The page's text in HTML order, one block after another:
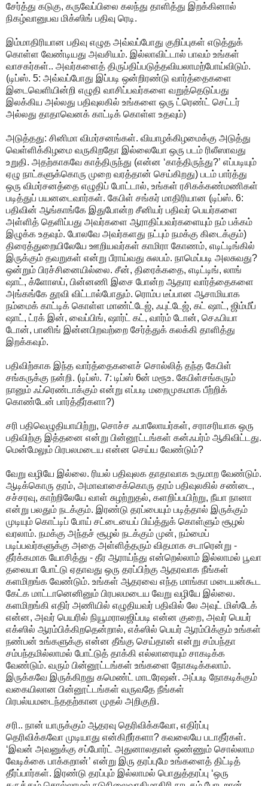
சேர்த்து கடுகு, கருவேப்பிலை கலந்து தாளித்து இறக்கினால்
நிகழ்வானுபவ மிக்ஸிங் பதிவு ரெடி.
இம்மாதிரியான பதிவு எழுத அவ்வப்போது குறிப்புகள் எடுத்துக்
கொள்ள வேண்டியது அவசியம். இல்லாவிட்டால் பாவம் உங்கள்
வாசகர்கள்.. அவர்களைத் திருப்திப்படுத்தவியலாமற்போய்விடும்.
(டிப்ஸ். 5: அவ்வப்போது இப்படி ஒன்றிரண்டு வார்த்தைகளை
இடைவெளியின்றி எழுதி வாசிப்பவர்களை வறுத்தெடுப்பது
இலக்கிய அல்லது பதிவுலகில் உங்களை ஒரு ட்ரெண்ட் செட்டர்
அல்லது தாதாவெனக் காட்டிக் கொள்ள உதவும்)
அடுத்தது: சினிமா விமர்சனங்கள். வியாழக்கிழமைக்கு அடுத்து
வெள்ளிக்கிழமை வருகிறதோ இல்லையோ ஒரு படம் ரிலீஸாவது
உறுதி. அதற்காகவே காத்திருந்து (என்ன ‘காத்திருந்து?’ எப்படியும்
ஏழு நாட்களுக்கொரு முறை வரத்தான் செய்கிறது) படம் பார்த்து
ஒரு விமர்சனத்தை எழுதிப் போட்டால், உங்கள் ரசிகக்கண்மணிகள்
படித்துப் பயனடைவார்கள். கேபிள் சங்கர் மாதிரியான (டிப்ஸ். 6:
பதிவின் ஆங்காங்கே இதுபோன்ற சீனியர் பதிவர் பெயர்களை
அள்ளித் தெளிப்பது அவர்களை ஆராதிப்பவர்களையும் நம் பக்கம்
இழுக்க உதவும். போலவே அவர்களது நட்பும் நமக்கு கிடைக்கும்)
திரைத்துறையிலேயே ஊறியவர்கள் காமிரா கோணம், எடிட்டிங்கில்
இருக்கும் தவறுகள் என்று பீராய்வது சுலபம். நாமெப்படி அலசுவது?
ஒன்றும் பிரச்சினையில்லை. சீன், திரைக்கதை, எடிட்டிங், லாங்
ஷாட், க்ளோஸப், பின்னணி இசை போன்ற ஆதார வார்த்தைகளை
அங்கங்கே தூவி விட்டால்போதும். ரொம்ப டீப்பான ஆசாமியாக
நம்மைக் காட்டிக் கொள்ள மாண்ட்டேஜ், ஃபுட்டேஜ், கட் ஷாட், ஜிம்மீப்
ஷாட், ட்ரக் இன், வைப்பிங், ஷார்ட் கட், வார்ம் டோன், செஃபியா
டோன், பானிங் இன்னபிறவற்றை சேர்த்துக் கலக்கி தாளித்து
இறக்கவும்.
பதிவிற்காக இந்த வார்த்தைகளைச் சொல்லித் தந்த கேபிள்
சங்கருக்கு நன்றி. (டிப்ஸ். 7: டிப்ஸ் 6ன் மரூஉ. கேபிள்சங்கரும்
நானும் ஃப்ரெண்டாக்கும் என்று எப்படி மறைமுகமாக பீற்றிக்
கொண்டேன் பார்த்தீர்களா?)
சரி பதிவெழுதியாயிற்று, சொச்ச ஃபாலோயர்கள், சராசரியாக ஒரு
பதிவிற்கு இத்தனை என்று பின்னூட்டங்கள் கன்ஃபர்ம் ஆகிவிட்டது.
மென்மேலும் பிரபலமடைய என்ன செய்ய வேண்டும்?
வேறு வழியே இல்லை. ரியல் பதிவுலக தாதாவாக உருமாற வேண்டும்.
ஆடிக்கொரு தரம், அமாவாசைக்கொரு தரம் பதிவுலகில் சண்டை,
சச்சரவு, காற்றிலேயே வாள் சுழற்றுதல், களறிப்பயிற்று, நீயா நானா
என்று பலதும் நடக்கும். இரண்டு தரப்பையும் படித்தால் இருக்கும்
முடியும் கொட்டிப் போய் சட்டையைப் பிய்த்துக் கொள்ளும் சூழல்
வரலாம். நமக்கு அந்தச் சூழல் நடக்கும் முன், நம்மைப்
படிப்பவர்களுக்கு அதை அள்ளித்தரும் விதமாக சடாரென்று -
தீர்க்கமாக யோசித்து - தீர ஆராய்ந்து என்றெல்லாம் இல்லாமல் பூவா
தலையா போட்டு ஏதாவது ஒரு தரப்பிற்கு ஆதரவாக நீங்கள்
களமிறங்க வேண்டும். உங்கள் ஆதரவை எந்த மாங்கா மடையன்கூட
கேட்க மாட்டானெனினும் பிரபலமடைய வேறு வழியே இல்லை.
களமிறங்கி எதிர் அணியில் எழுதியவர் பதிவில் லே அவுட் மிஸ்டேக்
என்ன, அவர் பெயரில் நியூமராலஜிப்படி என்ன குறை, அவர் பெயர்
எக்ஸில் ஆரம்பிக்கிறதென்றால், எக்ஸில் பெயர் ஆரம்பிக்கும் உங்கள்
நண்பன் உங்களுக்கு என்ன தீங்கு செய்தான் என்று சம்பந்தா
சம்பந்தமில்லாமல் போட்டுத் தாக்கி எல்லாரையும் சாகடிக்க
வேண்டும். வரும் பின்னூட்டங்கள் உங்களை நோகடிக்கலாம்.
இருக்கவே இருக்கிறது கமெண்ட் மாடரேஷன். அப்படி நோகடிக்கும்
வகையிலான பின்னூட்டங்கள் வருவதே நீங்கள்
பிரபல்யமடைந்ததற்கான முதல் அறிகுறி.
சரி.. நான் யாருக்கும் ஆதரவு தெரிவிக்கவோ, எதிர்ப்பு
தெரிவிக்கவோ முடியாது என்கிறீர்களா? கவலையே படாதீர்கள்.
‘இவன் அவனுக்கு சப்போர்ட் அதுனாலதான் ஒண்ணும் சொல்லாம
வேடிக்கை பாக்கறான்’ என்று இரு தரப்புமே உங்களைத் திட்டித்
தீர்ப்பார்கள். இரண்டு தரப்பும் இல்லாமல் பொதுத்தரப்பு ‘ஒரு